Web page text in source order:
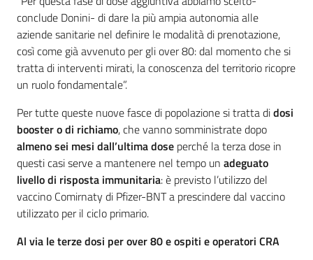
conclude Donini- di dare la più ampia autonomia alle
aziende sanitarie nel definire le modalità di prenotazione,
così come già avvenuto per gli over 80: dal momento che si
tratta di interventi mirati, la conoscenza del territorio ricopre
un ruolo fondamentale”.
Per tutte queste nuove fasce di popolazione si tratta didosi
booster o di richiamo, che vanno somministrate dopo
almeno sei mesi dall’ultima dose perché la terza dose in
questi casi serve a mantenere nel tempo un adeguato
livello di risposta immunitaria: è previsto l’utilizzo del
vaccino Comirnaty di Pfizer-BNT a prescindere dal vaccino
utilizzato per il ciclo primario.
Al via le terze dosi per over 80 e ospiti e operatori CRA